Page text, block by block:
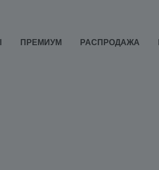
ПРЕМИУМ РАСПРОДАЖА